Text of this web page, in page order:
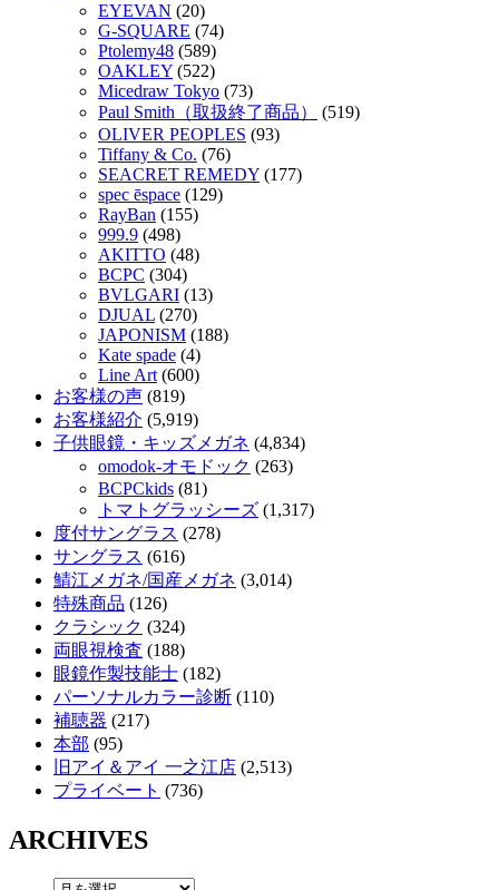
EYEVAN (20)
G-SQUARE (74)
Ptolemy48 (589)
OAKLEY (522)
Micedraw Tokyo (73)
Paul Smith（取扱終了商品）
(519)
OLIVER PEOPLES (93)
Tiffany & Co. (76)
SEACRET REMEDY (177)
spec ēspace (129)
RayBan (155)
999.9 (498)
AKITTO (48)
BCPC (304)
BVLGARI (13)
DJUAL (270)
JAPONISM (188)
Kate spade (4)
Line Art (600)
お客様の声 (819)
お客様紹介 (5,919)
子供眼鏡・キッズメガネ (4,834)
omodok-オモドック (263)
BCPCkids (81)
トマトグラッシーズ (1,317)
度付サングラス (278)
サングラス (616)
鯖江メガネ/国産メガネ (3,014)
特殊商品 (126)
クラシック (324)
両眼視検査 (188)
眼鏡作製技能士 (182)
パーソナルカラー診断 (110)
補聴器 (217)
本部 (95)
旧アイ＆アイ 一之江店 (2,513)
プライベート (736)
ARCHIVES